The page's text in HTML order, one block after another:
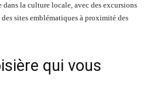
la culture locale, avec des excursions
sites emblématiques à proximité des
qui vous